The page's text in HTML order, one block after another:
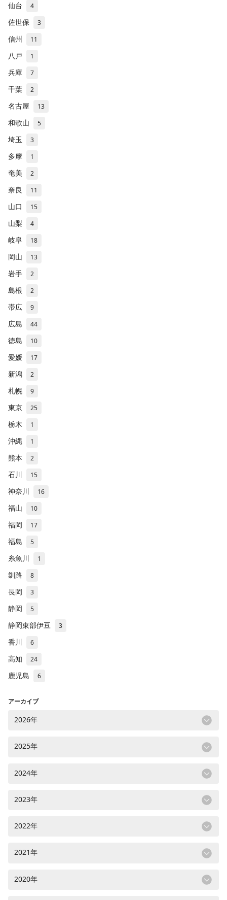
仙台 4
佐世保 3
信州 11
八戸 1
兵庫 7
千葉 2
名古屋 13
和歌山 5
埼玉 3
多摩 1
奄美 2
奈良 11
山口 15
山梨 4
岐阜 18
岡山 13
岩手 2
島根 2
帯広 9
広島 44
徳島 10
愛媛 17
新潟 2
札幌 9
東京 25
栃木 1
沖縄 1
熊本 2
石川 15
神奈川 16
福山 10
福岡 17
福島 5
糸魚川 1
釧路 8
長岡 3
静岡 5
静岡東部伊豆 3
香川 6
高知 24
鹿児島 6
アーカイブ
2026年
2025年
2024年
2023年
2022年
2021年
2020年